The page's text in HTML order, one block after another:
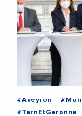
#Aveyron
#TarnEtGaronne